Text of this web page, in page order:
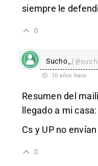
siempre le
0
Sucho_
10 años hace
Resumen del
llegado a mi casa:
Cs y UP no
0